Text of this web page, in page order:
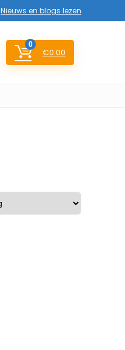
Nieuws en blogs lezen
0
€0.00